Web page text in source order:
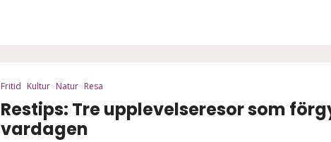
Fritid Kultur Natur Resa
Restips: Tre upplevelseresor som
vardagen